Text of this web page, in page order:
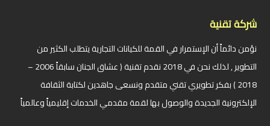
شركة تقنية
نؤمن دائماً أن الإستمرار في القمة للكيانات التجارية يتطلب الكثير من
التطوير , لذلك نحن في 2018 نقدم تقنية ( عشاق الجنان سابقاً 2006 –
2018 ) بفكر تطويري تقني متقدم ونسعى جاهدين لكتابة الثقافة
الإلكترونية الجديدة والوصول بها لقمة مقدمي الخدمات إقليمياً وعالمياً